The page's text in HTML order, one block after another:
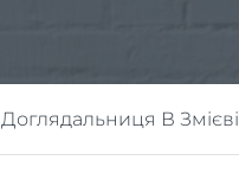
Доглядальниця В Змієві